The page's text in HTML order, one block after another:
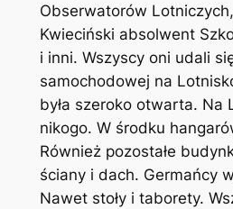
Obserwatorów
Kwieciński absolwent
i inni. Wszyscy oni udali
samochodowej na
była szeroko otwarta. Na
nikogo. W środku
Również pozostałe
ściany i dach. Germańcy
Nawet stoły i taborety.